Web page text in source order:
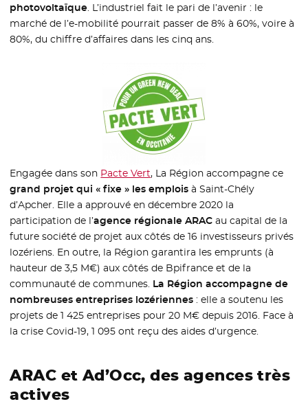
photovoltaïque. L’industriel fait le pari de l’avenir : le
marché de l’e-mobilité pourrait passer de 8% à 60%, voire à
80%, du chiffre d’affaires dans les cinq ans.
Engagée dans son Pacte Vert, La Région accompagne ce
grand projet qui « fixe » les emplois à Saint-Chély
d’Apcher. Elle a approuvé en décembre 2020 la
participation de l’agence régionale ARAC au capital de la
future société de projet aux côtés de 16 investisseurs privés
lozériens. En outre, la Région garantira les emprunts (à
hauteur de 3,5 M€) aux côtés de Bpifrance et de la
communauté de communes. La Région accompagne de
nombreuses entreprises lozériennes : elle a soutenu les
projets de 1 425 entreprises pour 20 M€ depuis 2016. Face à
la crise Covid-19, 1 095 ont reçu des aides d’urgence.
ARAC et Ad’Occ, des agences très
actives